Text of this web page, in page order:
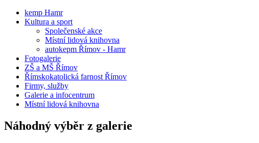
kemp Hamr
Kultura a sport
Společenské akce
Místní lidová knihovna
autokepm Římov - Hamr
Fotogalerie
ZŠ a MŠ Římov
Římskokatolická farnost Římov
Firmy, služby
Galerie a infocentrum
Místní lidová knihovna
Náhodný výběr z galerie